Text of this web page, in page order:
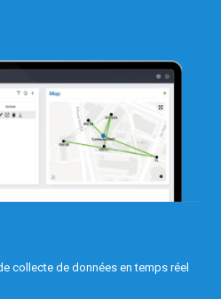
collecte de données en temps réel